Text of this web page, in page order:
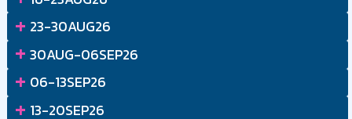
+ 23-30AUG26
+ 30AUG-06SEP26
+ 06-13SEP26
+ 13-20SEP26